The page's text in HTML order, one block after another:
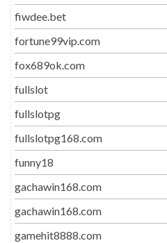
fiwdee.bet
fortune99vip.com
fox689ok.com
fullslot
fullslotpg
fullslotpg168.com
funny18
gachawin168.com
gachawin168.com
gamehit8888.com